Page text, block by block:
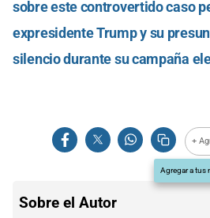
sobre este controvertido caso
expresidente Trump y su
silencio durante su campaña
+
Agregar a tus
Sobre el Autor